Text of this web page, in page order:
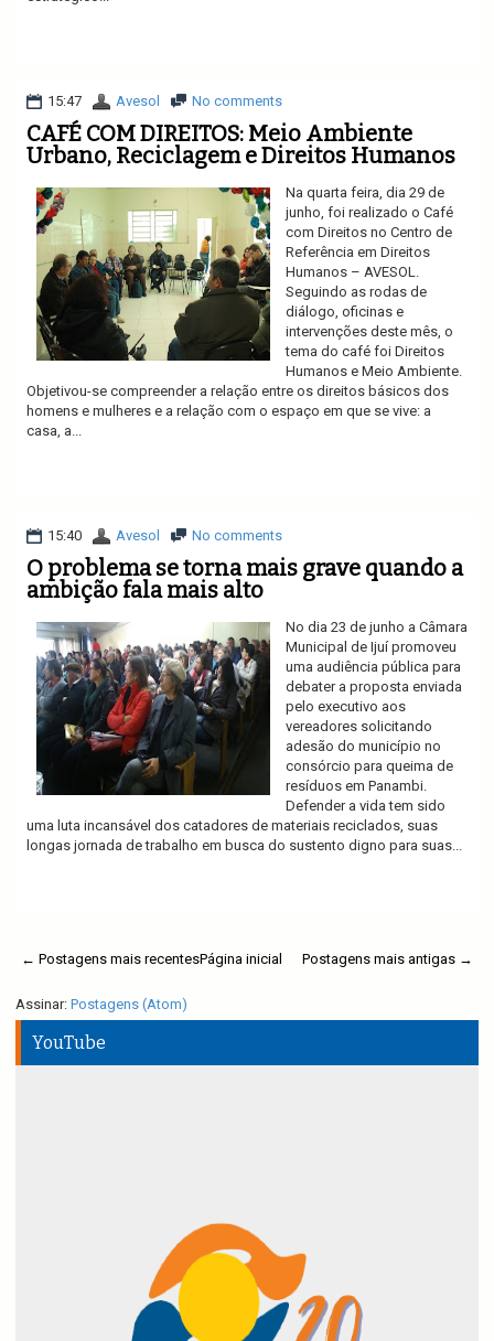
15:47 Avesol No comments
CAFÉ COM DIREITOS: Meio Ambiente
Urbano, Reciclagem e Direitos Humanos
Na quarta feira, dia 29 de
junho, foi realizado o Café
com Direitos no Centro de
Referência em Direitos
Humanos – AVESOL.
Seguindo as rodas de
diálogo, oficinas e
intervenções deste mês, o
tema do café foi Direitos
Humanos e Meio Ambiente.
Objetivou-se compreender a relação entre os direitos básicos dos
homens e mulheres e a relação com o espaço em que se vive: a
casa, a...
15:40 Avesol No comments
O problema se torna mais grave quando a
ambição fala mais alto
No dia 23 de junho a Câmara
Municipal de Ijuí promoveu
uma audiência pública para
debater a proposta enviada
pelo executivo aos
vereadores solicitando
adesão do município no
consórcio para queima de
resíduos em Panambi.
Defender a vida tem sido
uma luta incansável dos catadores de materiais reciclados, suas
longas jornada de trabalho em busca do sustento digno para suas...
← Postagens mais recentes Postagens mais antigas →
Página inicial
Assinar: Postagens (Atom)
YouTube